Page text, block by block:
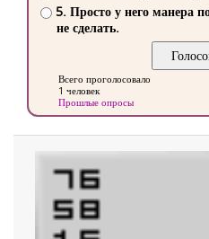
5. Просто у него манера
не сделать.
Всего проголосовало
1 человек
Прошлые опросы